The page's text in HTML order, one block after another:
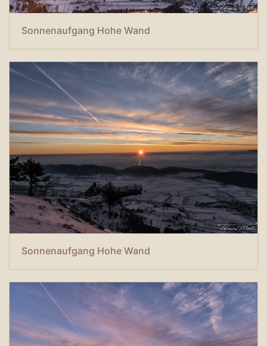
Sonnenaufgang Hohe Wand
Sonnenaufgang Hohe Wand